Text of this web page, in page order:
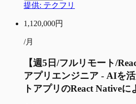
提供: テクフリ
1,120,000円
/月
【週5日/フルリモート/
アプリエンジニア - AIを
トアプリのReact Native